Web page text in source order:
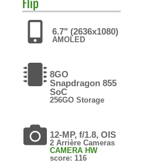
6.7" (2636x1080)
AMOLED
8GO
Snapdragon 855
SoC
256GO Storage
12-MP, f/1.8, OIS
2 Arrière Cameras
CAMERA HW
score: 116